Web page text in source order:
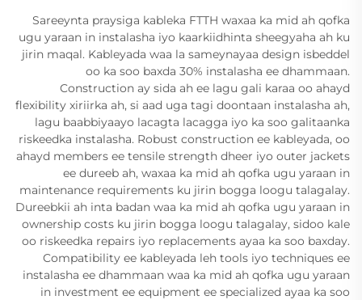
Sareeynta praysiga kableka FTTH waxaa ka mid ah qofka
ugu yaraan in instalasha iyo kaarkiidhinta sheegyaha ah ku
jirin maqal. Kableyada waa la sameynayaa design isbeddel
oo ka soo baxda 30% instalasha ee dhammaan.
Construction ay sida ah ee lagu gali karaa oo ahayd
flexibility xiriirka ah, si aad uga tagi doontaan instalasha ah,
lagu baabbiyaayo lacagta lacagga iyo ka soo galitaanka
riskeedka instalasha. Robust construction ee kableyada, oo
ahayd members ee tensile strength dheer iyo outer jackets
ee dureeb ah, waxaa ka mid ah qofka ugu yaraan in
maintenance requirements ku jirin bogga loogu talagalay.
Dureebkii ah inta badan waa ka mid ah qofka ugu yaraan in
ownership costs ku jirin bogga loogu talagalay, sidoo kale
oo riskeedka repairs iyo replacements ayaa ka soo baxday.
Compatibility ee kableyada leh tools iyo techniques ee
instalasha ee dhammaan waa ka mid ah qofka ugu yaraan
in investment ee equipment ee specialized ayaa ka soo